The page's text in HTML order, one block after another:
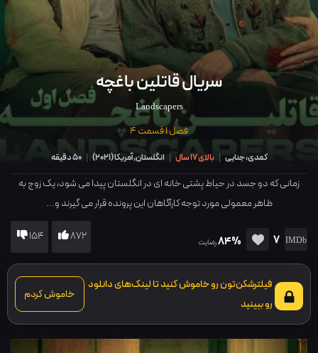
سریال قاتلین باغچه
Landscapers
فصل 1 قسمت 4
کمدی، جنایی | بالای 17 سال | انگلستان,آمریکا(
2021
)
| 50 دقیقه
زمانی که دو جسد در حیاط پشتی خانه ای در انگلستان پیدا می شود، یک زوج به
ظاهر معمولی مورد توجه کارآگاهان این پرونده قرار می گیرند و...
7
84%رضایت 872
154
فیلترشکن‌تون رو خاموش کنید تا لینک‌های دانلود
رو ببینید
خاموش کردم